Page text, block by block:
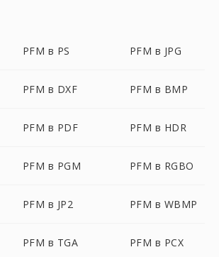
PFM в PS PFM в JPG
PFM в DXF PFM в BMP
PFM в PDF PFM в HDR
PFM в PGM PFM в RGBO
PFM в JP2 PFM в WBMP
PFM в TGA PFM в PCX